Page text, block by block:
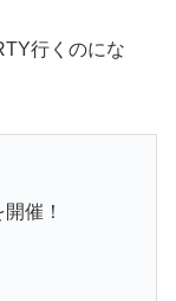
行くのにな
催！